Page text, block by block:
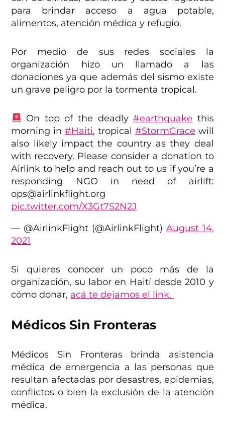
para brindar acceso a agua potable,
alimentos, atención médica y refugio.
Por medio de sus redes sociales la
organización hizo un llamado a las
donaciones ya que además del sismo existe
un grave peligro por la tormenta tropical.
On top of the deadly#earthquake this
morning in#Haiti, tropical #StormGrace will
also likely impact the country as they deal
with recovery. Please consider a donation to
Airlink to help and reach out to us if you’re a
responding NGO in need of airlift:
ops@airlinkflight.org
pic.twitter.com/X3Gt7S2N2J
— @AirlinkFlight (@AirlinkFlight) August 14,
2021
Si quieres conocer un poco más de la
organización, su labor en Haití desde 2010 y
cómo donar, acá te dejamos el link.
Médicos Sin Fronteras
Médicos Sin Fronteras brinda asistencia
médica de emergencia a las personas que
resultan afectadas por desastres, epidemias,
conflictos o bien la exclusión de la atención
médica.